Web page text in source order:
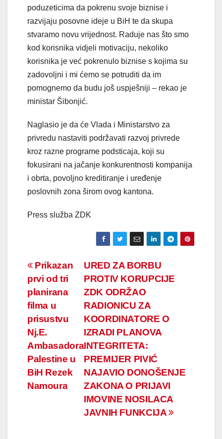
poduzeticima da pokrenu svoje biznise i
razvijaju posovne ideje u BiH te da skupa
stvaramo novu vrijednost. Raduje nas što smo
kod korisnika vidjeli motivaciju, nekoliko
korisnika je već pokrenulo biznise s kojima su
zadovoljni i mi ćemo se potruditi da im
pomognemo da budu još uspješniji – rekao je
ministar Šibonjić.
Naglasio je da će Vlada i Ministarstvo za
privredu nastaviti podržavati razvoj privrede
kroz razne programe podsticaja, koji su
fokusirani na jačanje konkurentnosti kompanija
i obrta, povoljno kreditiranje i uređenje
poslovnih zona širom ovog kantona.
Press služba ZDK
Navigacija
članaka
URED ZA BORBU
PROTIV KORUPCIJE
ZDK ODRŽAO
RADIONICU ZA
KOORDINATORE O
IZRADI PLANOVA
INTEGRITETA:
PREMIJER PIVIĆ
NAJAVIO DONOŠENJE
ZAKONA O PRIJAVI
IMOVINE NOSILACA
JAVNIH FUNKCIJA
Prikazan
prvi od tri
planirana
filma u
prisustvu
Nj.E.
Ambasadora
Palestine u
BiH Rezek
Namoura